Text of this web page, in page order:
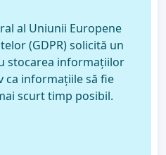
al Uniunii Europene
(GDPR) solicită un
stocarea informațiilor
ca informațiile să fie
scurt timp posibil.